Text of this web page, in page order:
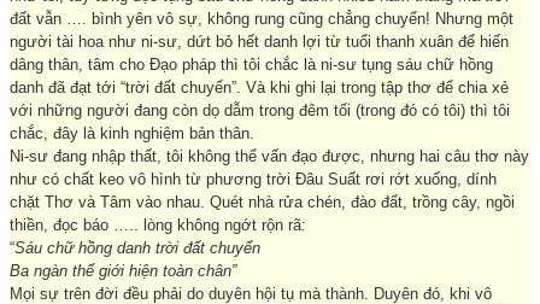
đất vẫn …. bình yên vô sự, không rung cũng chẳng chuyển! Nhưng một
người tài hoa như ni-sư, dứt bỏ hết danh lợi từ tuổi thanh xuân để hiến
dâng thân, tâm cho Đạo pháp thì tôi chắc là ni-sư tụng sáu chữ hồng
danh đã đạt tới “trời đất chuyển”. Và khi ghi lại trong tập thơ để chia xẻ
với những người đang còn dọ dẫm trong đêm tối (trong đó có tôi) thì tôi
chắc, đây là kinh nghiệm bản thân.
Ni-sư đang nhập thất, tôi không thể vấn đạo được, nhưng hai câu thơ này
như có chất keo vô hình từ phương trời Đâu Suất rơi rớt xuống, dính
chặt Thơ và Tâm vào nhau. Quét nhà rửa chén, đào đất, trồng cây, ngồi
thiền, đọc báo ….. lòng không ngớt rộn rã:
“Sáu chữ hồng danh trời đất chuyển
Ba ngàn thế giới hiện toàn chân”
Mọi sự trên đời đều phải do duyên hội tụ mà thành. Duyên đó, khi vô